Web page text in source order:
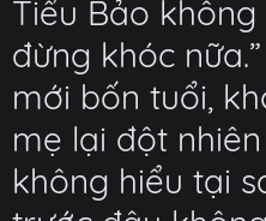
Tiểu Bảo
đừng khóc
mới bốn tuổi,
mẹ lại đột
không hiểu tại